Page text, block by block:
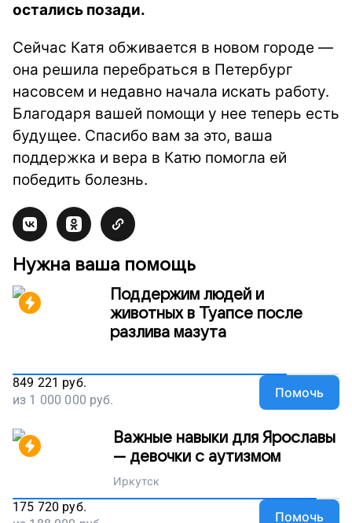
остались позади.
Сейчас Катя обживается в новом городе —
она решила перебраться в Петербург
насовсем и недавно начала искать работу.
Благодаря вашей помощи у нее теперь есть
будущее. Спасибо вам за это, ваша
поддержка и вера в Катю помогла ей
победить болезнь.
Нужна ваша помощь
Поддержим людей и
животных в Туапсе после
разлива мазута
849 221 руб.
из 1 000 000 руб. Помочь
Важные навыки для Ярославы
— девочки с аутизмом
Иркутск
175 720 руб.
Помочь